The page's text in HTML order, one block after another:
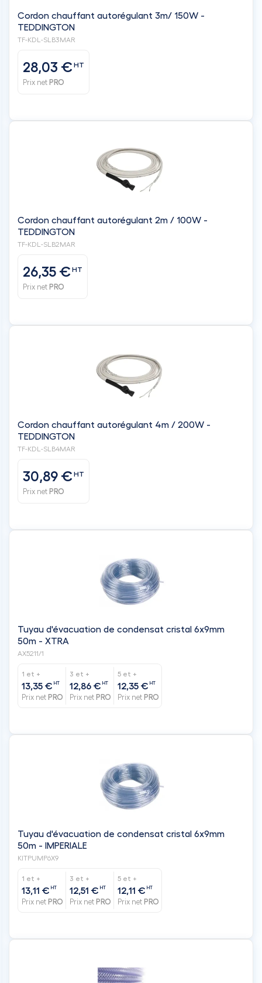
Cordon chauffant autorégulant 3m/ 150W -
TEDDINGTON
TF-KDL-SLB3MAR
28,03 €HT
Prix net PRO
Cordon chauffant autorégulant 2m / 100W -
TEDDINGTON
TF-KDL-SLB2MAR
26,35 €HT
Prix net PRO
Cordon chauffant autorégulant 4m / 200W -
TEDDINGTON
TF-KDL-SLB4MAR
30,89 €HT
Prix net PRO
Tuyau d'évacuation de condensat cristal 6x9mm
50m - XTRA
AX5211/1
1 et +
13,35 € HT
Prix net PRO
3 et +
12,86 € HT
Prix net PRO
5 et +
12,35 € HT
Prix net PRO
Tuyau d'évacuation de condensat cristal 6x9mm
50m - IMPERIALE
KITPUMP6X9
1 et +
13,11 € HT
Prix net PRO
3 et +
12,51 € HT
Prix net PRO
5 et +
12,11 € HT
Prix net PRO